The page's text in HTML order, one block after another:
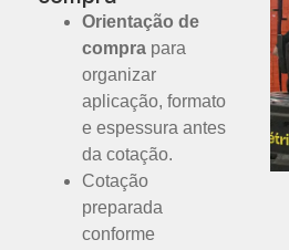
Orientação de
compra para
organizar
aplicação, formato
e espessura antes
da cotação.
Cotação
preparada
conforme